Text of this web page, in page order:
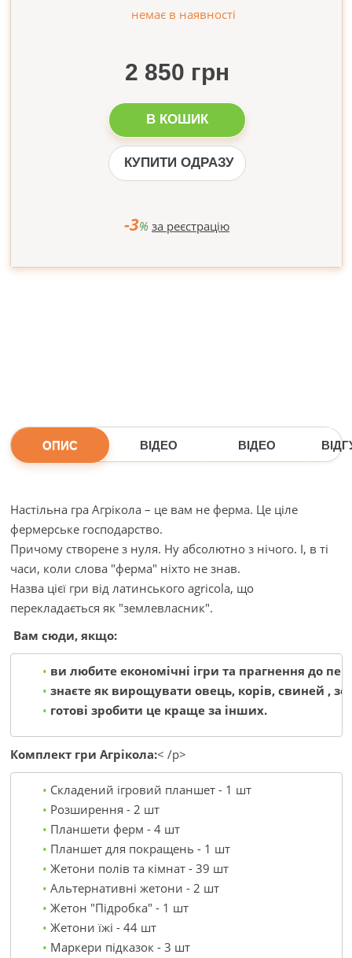
немає в наявності
2 850 грн
В КОШИК
КУПИТИ ОДРАЗУ
-3% за реєстрацію
ОПИС ВІДЕО ВІДЕО
Настільна гра Агрікола – це вам не ферма. Це ціле
фермерське господарство.
Причому створене з нуля. Ну абсолютно з нічого. І, в ті
часи, коли слова "ферма" ніхто не знав.
Назва цієї гри від латинського agricola, що
перекладається як "землевласник".
Вам сюди, якщо:
ви любите економічні ігри та прагнення до
знаєте як вирощувати овець, корів, свиней ,
готові зробити це краще за інших.
Комплект гри Агрікола:< /p>
Складений ігровий планшет - 1 шт
Розширення - 2 шт
Планшети ферм - 4 шт
Планшет для покращень - 1 шт
Жетони полів та кімнат - 39 шт
Альтернативні жетони - 2 шт
Жетон "Підробка" - 1 шт
Жетони їжі - 44 шт
Маркери підказок - 3 шт